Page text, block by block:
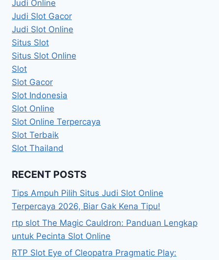
Judi Online
Judi Slot Gacor
Judi Slot Online
Situs Slot
Situs Slot Online
Slot
Slot Gacor
Slot Indonesia
Slot Online
Slot Online Terpercaya
Slot Terbaik
Slot Thailand
RECENT POSTS
Tips Ampuh Pilih Situs Judi Slot Online
Terpercaya 2026, Biar Gak Kena Tipu!
rtp slot The Magic Cauldron: Panduan Lengkap
untuk Pecinta Slot Online
RTP Slot Eye of Cleopatra Pragmatic Play: